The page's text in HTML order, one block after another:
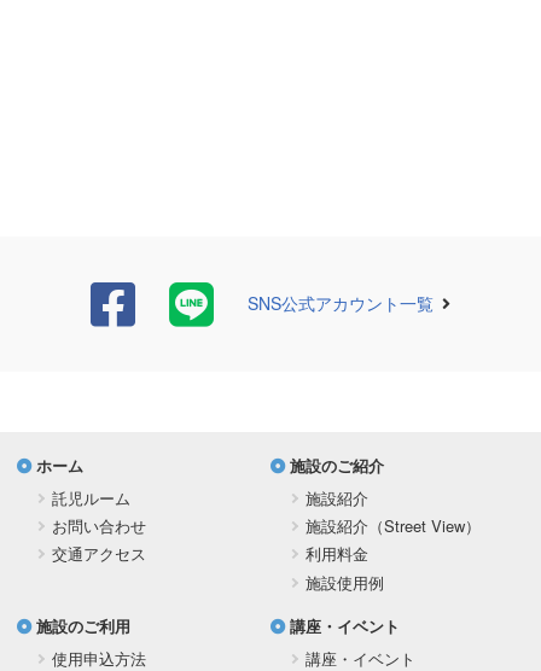
SNS公式アカウント一覧
ホーム
託児ルーム
お問い合わせ
交通アクセス
施設のご紹介
施設紹介
施設紹介（Street View）
利用料金
施設使用例
施設のご利用
使用申込方法
講座・イベント
講座・イベント